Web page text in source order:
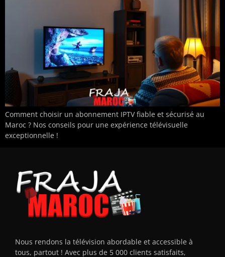
Comment choisir un abonnement IPTV fiable et sécurisé au
Maroc ? Nos conseils pour une expérience télévisuelle
exceptionnelle !
Nous rendons la télévision abordable et accessible à
tous, partout ! Avec plus de 5 000 clients satisfaits,